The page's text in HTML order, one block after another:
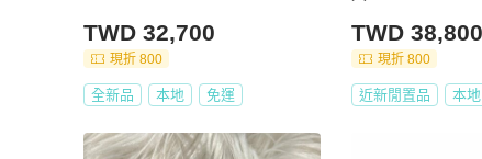
TWD 32,700
現折 800
全新品 本地 免運
TWD 38,800
現折 800
近新閒置品 本地